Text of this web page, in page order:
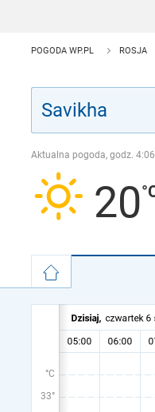
POGODA WP.PL ROSJA
Aktualna pogoda, godz. 4:06
20
°C
33°